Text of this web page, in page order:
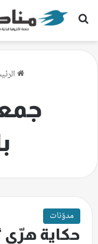
بحث عن
مدوّنات
حكاية هرّي